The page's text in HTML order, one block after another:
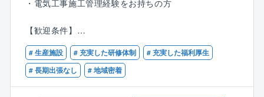
し、基礎的なCAD講習や実践的な研修盤でのケーブル
ますので、未経験でも安心してご入社いただける環境
です◎
き、その後に下記の業務を徐々にお任せしていきま
【建物内部での業務】
・高圧幹線工事
・生産設備のための電気工事
・照明工事・放送設備工事・自動火災報知設備
・ネットワーク工事・セキュリティ工事など
・電気工事施工管理経験をお持ちの方
【歓迎条件】
・第一種・第二種電気工事士の有資格者
・電気工事施工管理技士１級もしくは２級の有資格者
# 生産施設 # 充実した研修体制
# 充実した福利厚生
# 長期出張なし
# 地域密着